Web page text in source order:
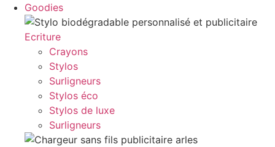
Goodies
Ecriture
Crayons
Stylos
Surligneurs
Stylos éco
Stylos de luxe
Surligneurs